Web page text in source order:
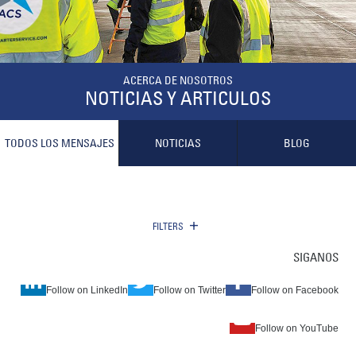
ACERCA DE NOSOTROS
NOTICIAS Y ARTICULOS
TODOS LOS MENSAJES NOTICIAS BLOG
FILTERS
SIGANOS
Follow on Facebook
Follow on Twitter
Follow on LinkedIn
Follow on YouTube